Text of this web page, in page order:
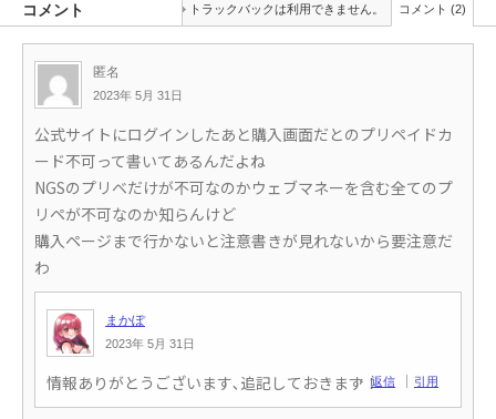
コメント トラックバックは利用できません。 コメント (2)
匿名
2023年 5月 31日
公式サイトにログインしたあと購入画面だとのプリペイドカ
ード不可って書いてあるんだよね
NGSのプリベだけが不可なのかウェブマネーを含む全てのプ
リペが不可なのか知らんけど
購入ページまで行かないと注意書きが見れないから要注意だ
わ
まかぽ
2023年 5月 31日
返信 引用
情報ありがとうございます､追記しておきます！